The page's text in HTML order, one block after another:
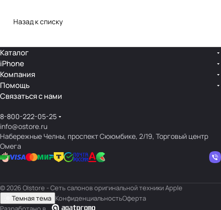
Назад к списку
Каталог
iPhone
Компания
Помощь
Связаться с нами
8-800-222-05-25
info@ostore.ru
Набережные Челны, проспект Сююмбике, 2/19, Торговый центр
Омега
© 2026 O|store - Сеть салонов оригинальной техники Apple
Темная тема КонфиденциальностьОферта